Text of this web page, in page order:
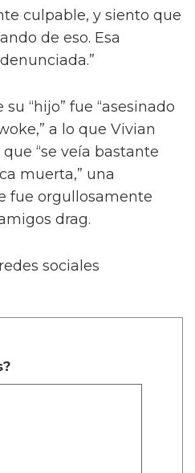
Jorgeous, Olivia Lux,
una estrella de la
dos videos mostrando
pasarela, moviendo su
en el escenario. Uno
en X por Oli
de derecha, en un
conservadores contra
“Hijo